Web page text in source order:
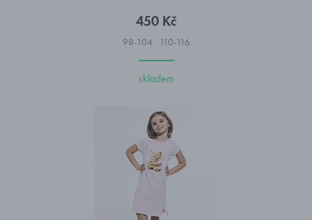
450 Kč
98-104 110-116
skladem